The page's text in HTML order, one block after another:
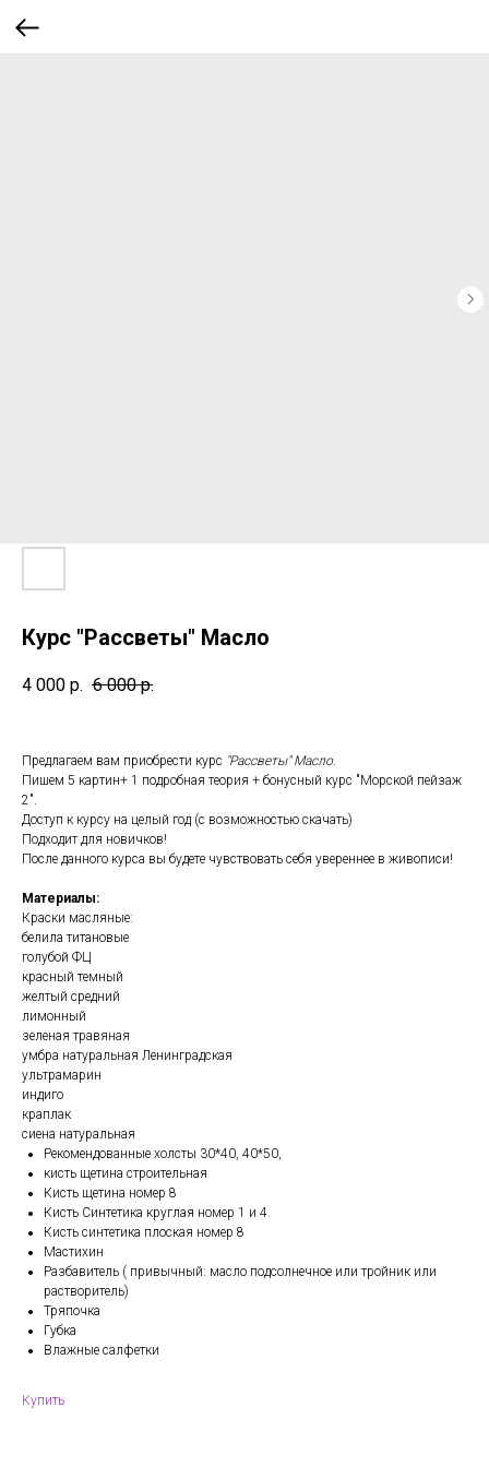
Курс "Рассветы" Масло
4 000 р. 6 000 р.
Предлагаем вам приобрести курс "Рассветы" Масло.
Пишем 5 картин+ 1 подробная теория + бонусный курс "Морской пейзаж
2".
Доступ к курсу на целый год (с возможностью скачать)
Подходит для новичков!
После данного курса вы будете чувствовать себя увереннее в живописи!
Материалы:
Краски масляные:
белила титановые
голубой ФЦ
красный темный
желтый средний
лимонный
зеленая травяная
умбра натуральная Ленинградская
ультрамарин
индиго
краплак
сиена натуральная
Рекомендованные холсты 30*40, 40*50,
кисть щетина строительная
Кисть щетина номер 8
Кисть Синтетика круглая номер 1 и 4
Кисть синтетика плоская номер 8
Мастихин
Разбавитель ( привычный: масло подсолнечное или тройник или
растворитель)
Тряпочка
Губка
Влажные салфетки
Купить